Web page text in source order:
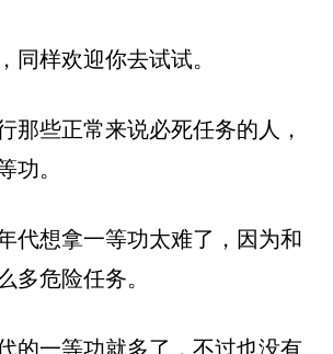
同样欢迎你去试试。
那些正常来说必死任务的人，
功。
代想拿一等功太难了，因为和
多危险任务。
的一等功就多了，不过也没有